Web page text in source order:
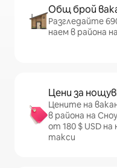
Общ брой
Разгледайте
наем в района
Цени за
Цените на
в района на
от 180 $ USD
такси